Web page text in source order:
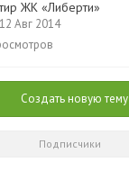
ЖК «Либерти»
12 Авг 2014
Создать новую тему
Подписчики